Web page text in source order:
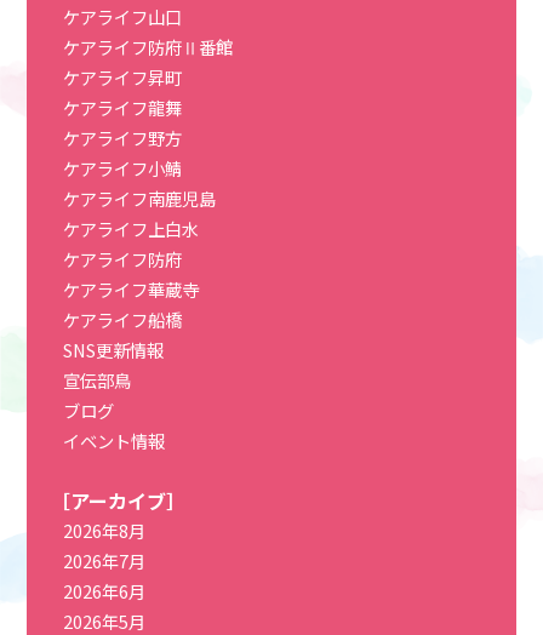
ケアライフ山口
ケアライフ防府Ⅱ番館
ケアライフ昇町
ケアライフ龍舞
ケアライフ野方
ケアライフ小鯖
ケアライフ南鹿児島
ケアライフ上白水
ケアライフ防府
ケアライフ華蔵寺
ケアライフ船橋
SNS更新情報
宣伝部鳥
ブログ
イベント情報
［アーカイブ］
2026年8月
2026年7月
2026年6月
2026年5月